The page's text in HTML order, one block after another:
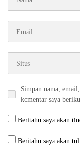
Simpan nama,
komentar saya
Beritahu saya akan
Beritahu saya akan